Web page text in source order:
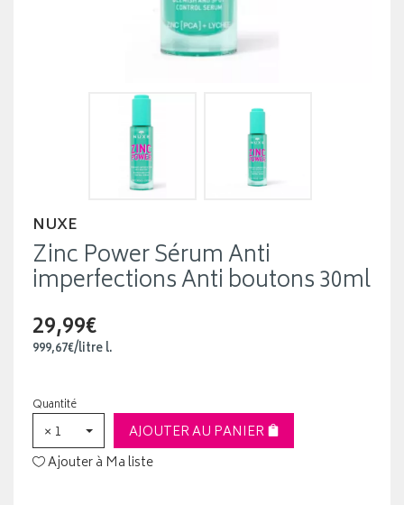
NUXE
Zinc Power Sérum Anti
imperfections Anti boutons 30ml
29,99€
999,67€/litrel.
Quantité
× 1
AJOUTER AU PANIER
Ajouter à Ma liste